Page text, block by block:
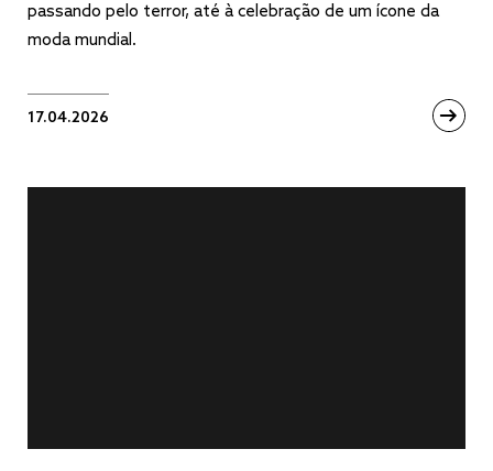
passando pelo terror, até à celebração de um ícone da
moda mundial.
17.04.2026